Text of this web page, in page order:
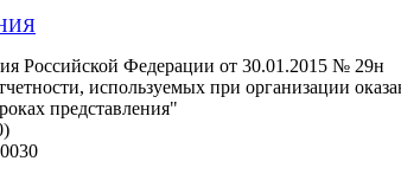
Российской Федерации от 30.01.2015 № 29н
используемых при организации
представления"